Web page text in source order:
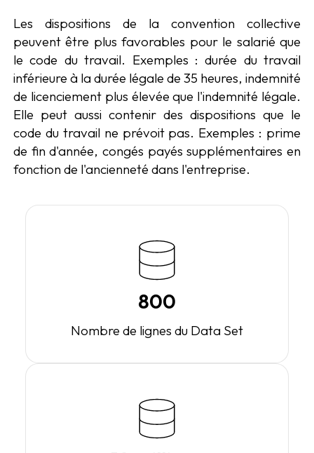
Les dispositions de la convention collective
peuvent être plus favorables pour le salarié que
le code du travail. Exemples : durée du travail
inférieure à la durée légale de 35 heures, indemnité
de licenciement plus élevée que l'indemnité légale.
Elle peut aussi contenir des dispositions que le
code du travail ne prévoit pas. Exemples : prime
de fin d'année, congés payés supplémentaires en
fonction de l'ancienneté dans l'entreprise.
800
Nombre de lignes du Data Set